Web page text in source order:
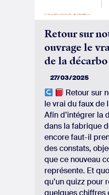
Retour sur
ouvrage le
de la décarbo
27/03/2025
Retour sur
le vrai du faux de
Afin d’intégrer la
dans la fabrique
encore faut-il
des constats,
que ce nouveau
représente. Et
qu’un quizz pour